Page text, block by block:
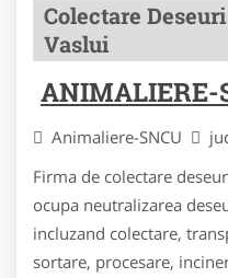
Colectare
Vaslui
ANIMALIERE-
Animaliere-SNCU
Firma de colectare
ocupa neutralizarea
incluzand colectare,
sortare, procesare,